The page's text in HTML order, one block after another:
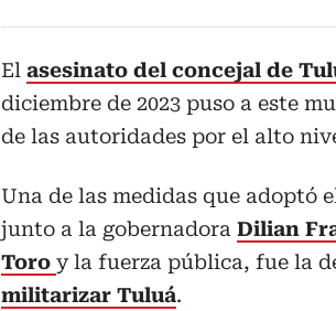
El asesinato del concejal de
diciembre de 2023 puso a este
de las autoridades por el alto
Una de las medidas que adoptó
junto a la gobernadora Dilian
Toro y la fuerza pública, fue la
militarizar Tuluá.